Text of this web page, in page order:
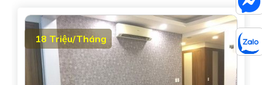
18 Triệu/Tháng